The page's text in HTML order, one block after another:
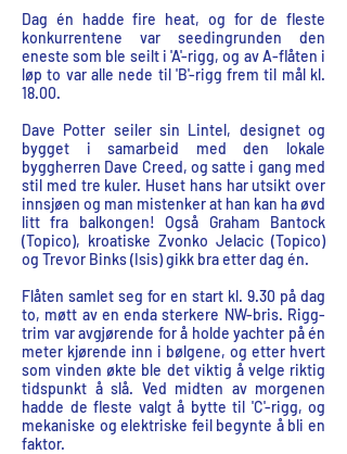
Dag én hadde fire heat, og for de fleste
konkurrentene var seedingrunden den
eneste som ble seilt i 'A'-rigg, og av A-flåten i
løp to var alle nede til 'B'-rigg frem til mål kl.
18.00.
Dave Potter seiler sin Lintel, designet og
bygget i samarbeid med den lokale
byggherren Dave Creed, og satte i gang med
stil med tre kuler. Huset hans har utsikt over
innsjøen og man mistenker at han kan ha øvd
litt fra balkongen! Også Graham Bantock
(Topico), kroatiske Zvonko Jelacic (Topico)
og Trevor Binks (Isis) gikk bra etter dag én.
Flåten samlet seg for en start kl. 9.30 på dag
to, møtt av en enda sterkere NW-bris. Rigg-
trim var avgjørende for å holde yachter på én
meter kjørende inn i bølgene, og etter hvert
som vinden økte ble det viktig å velge riktig
tidspunkt å slå. Ved midten av morgenen
hadde de fleste valgt å bytte til 'C'-rigg, og
mekaniske og elektriske feil begynte å bli en
faktor.